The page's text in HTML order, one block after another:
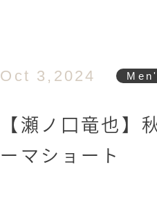
Oct 3,2024
【瀬ノ口竜也】
ーマショート